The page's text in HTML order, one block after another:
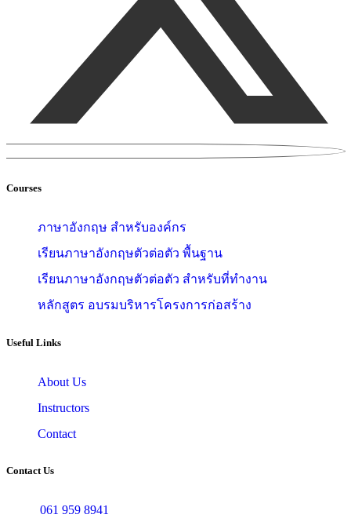
Courses
ภาษาอังกฤษ สำหรับองค์กร
เรียนภาษาอังกฤษตัวต่อตัว พื้นฐาน
เรียนภาษาอังกฤษตัวต่อตัว สำหรับที่ทำงาน
หลักสูตร อบรมบริหารโครงการก่อสร้าง
Useful Links
About Us
Instructors
Contact
Contact Us
061 959 8941